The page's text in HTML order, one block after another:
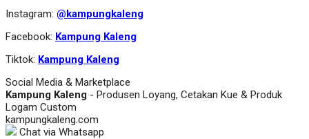
Instagram: @kampungkaleng
Facebook: Kampung Kaleng
Tiktok: Kampung Kaleng
Social Media & Marketplace
Kampung Kaleng - Produsen Loyang, Cetakan Kue & Produk
Logam Custom
kampungkaleng.com
Chat via Whatsapp